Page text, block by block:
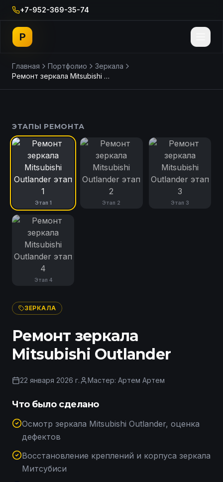
+7-952-369-35-74
P
Главная Портфолио
Зеркала
Ремонт зеркала Mitsubishi Outlander
ЭТАПЫ РЕМОНТА
Этап 1 Этап 2 Этап 3
Этап 4
ЗЕРКАЛА
Ремонт зеркала
Mitsubishi Outlander
22 января 2026 г. Мастер: Артем Артем
Что было сделано
Осмотр зеркала Mitsubishi Outlander, оценка
дефектов
Восстановление креплений и корпуса зеркала
Митсубиси